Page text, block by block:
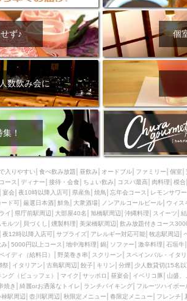
プレミアムモルツ 貝づくし 燻製料理
肉の日 おもろまち駅周辺 オープンテラス
カレー チャージ無し 牡蠣 夜景・景色◎
周辺 ペット同伴 ビアガーデン
沖縄そば 串揚げ バレンタイン 立ち飲み
牛 アヒージョ アサヒ 割烹 女性専
ルディナー ホルモン(もつ) 炭火焼 ペ
イタリアンバール 食べ放題 動物カフェ＆
安里駅周辺 アジア・エスニック 熱燗
少人数貸切(15名以下から) しゃぶしゃ
ン エビスビール ウェディング
イベリコ豚 山盛、メガ盛り つけ麺
お好み焼き・もんじゃ オーガニック プレ
チバイキング フルーツハイボール 飲み比
幹事様特典 おばんざい チーズタッカル
春限定メニュー フレンチ 夏限定メニ
シードル 那覇空港駅周辺 儀保駅周辺
ず♪ 個
数飲み会に
！
入りやすい 食べ飲み放題 昼飲み オードブル ファミリー 個室
ース ディナー 接待・会食 ちょい飲み コスパ最高 肉料理 模合
宴会 夜10時以降入店可 県産魚 焼鳥 忘年会コース レモンサワー
ード可 厳選日本酒 鮮魚 大衆酒場 ノンアルコールビール ウィス
イ 県庁前駅周辺 大部屋40名 旭橋駅周辺 沖縄料理 スイーツ
ルツ 貝づくし 燻製料理 美栄橋駅周辺 飲み放題付きコース
夜12時以降入店可 サプライズ アレルギー対応可能 牧志駅周辺
み 5000円以上コース 地中海料理 鍋 ソファー 激辛料理 石垣牛
イディ（給料日） 野菜巻き串 スクリーン スペインバル・イタ
祭 イタリアン 古島駅周辺 餃子 キリン 分煙 少人数貸切(15名
ング（ビュッフェ） マイク サッポロ 昼宴会 イベリコ豚 山盛、
焼き 綺麗orお洒落なトイレ ランチバイキング フルーツハイボー
禄駅周辺 壺川駅周辺 秋限定メニュー 春限定メニュー フレンチ